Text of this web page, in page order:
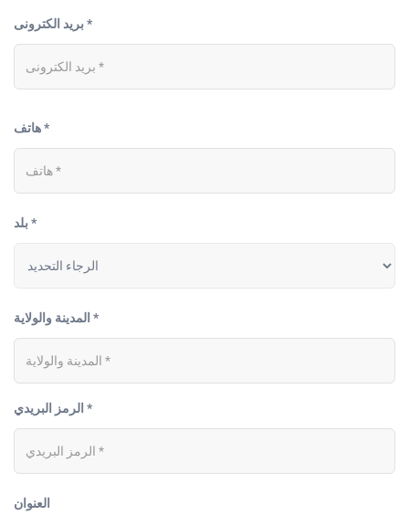
بريد الكترونى *
هاتف *
بلد *
المدينة والولاية *
الرمز البريدي *
العنوان